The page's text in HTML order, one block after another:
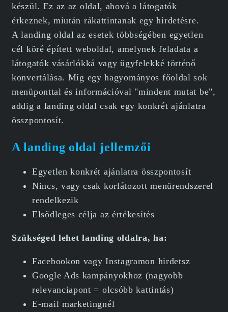
készül. Ez az az oldal, ahová a látogatók
érkeznek, miután rákattintanak egy hirdetésre.
A landing oldal az esetek többségében egyetlen
cél köré épített weboldal, amelynek feladata a
látogatók vásárlókká vagy ügyfelekké történő
konvertálása. Míg egy hagyományos főoldal sok
menüponttal és információval "mindent mutat be",
addig a landing oldal csak egy konkrét ajánlatra
összpontosít.
A landing oldal jellemzői
Egyetlen konkrét ajánlatra összpontosít
Nincs, vagy csak korlátozott menürendszerel
rendelkezik
Elsődleges célja az értékesítés
Szükséged lehet landing oldalra, ha:
Facebookon vagy Instagramon hirdetsz
Google Ads kampányokhoz (nagyobb
relevanciapont = olcsóbb kattintás)
E-mail marketingnél